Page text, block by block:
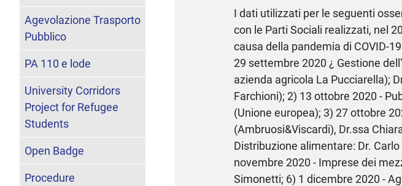
I dati utilizzati per le seguenti
con le Parti Sociali realizzati, nel
causa della pandemia di COVID-
29 settembre 2020 ¿ Gestione
azienda agricola La Pucciarella);
Farchioni); 2) 13 ottobre 2020 -
(Unione europea); 3) 27 ottobre
(Ambruosi&Viscardi), Dr.ssa
Distribuzione alimentare: Dr.
novembre 2020 - Imprese dei
Simonetti; 6) 1 dicembre 2020 -
Agevolazione Trasporto
Pubblico
PA 110 e lode
University Corridors
Project for Refugee
Students
Open Badge
Procedure